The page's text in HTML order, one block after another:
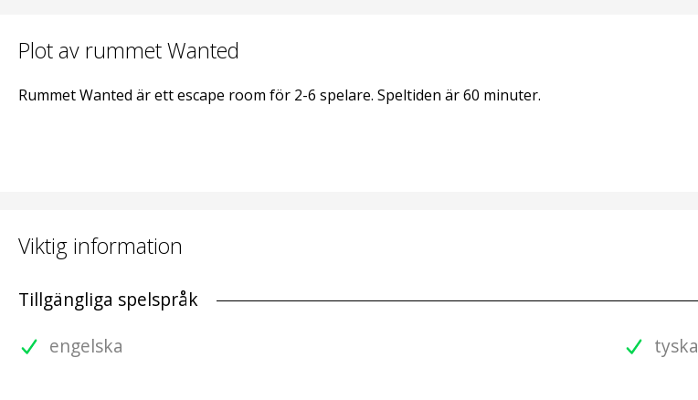
Plot av rummet Wanted
Rummet Wanted är ett escape room för 2-6 spelare. Speltiden är 60 minuter.
Viktig information
Tillgängliga spelspråk
engelska
tyska